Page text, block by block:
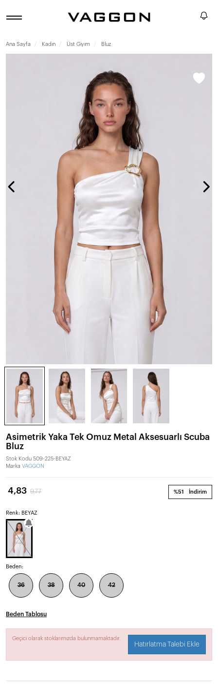
Ana Sayfa Kadın Üst Giyim Bluz
Asimetrik Yaka Tek Omuz Metal Aksesuarlı Scuba
Bluz
Stok Kodu 509-225-BEYAZ
Marka VAGGON
%51 İndirim
4,83 9,77
Renk: BEYAZ
Beden:
36 38 40 42
Beden Tablosu
Geçici olarak stoklarımızda bulunmamaktadır.
Hatırlatma Talebi Ekle